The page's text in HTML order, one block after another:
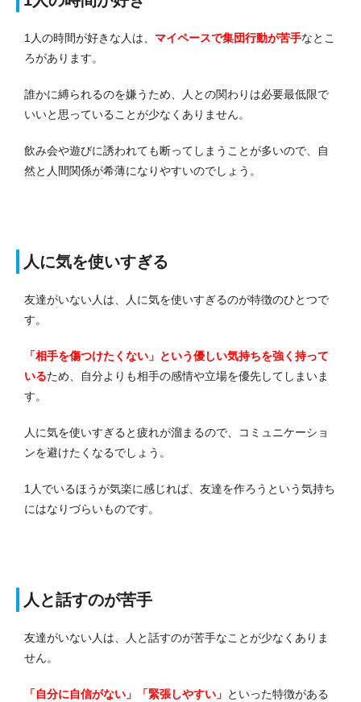
1人の時間が好きな人は、 マイペースで集団行動が苦手なとこ
ろがあります。
誰かに縛られるのを嫌うため、人との関わりは必要最低限で
いいと思っていることが少なくありません。
飲み会や遊びに誘われても断ってしまうことが多いので、自
然と人間関係が希薄になりやすいのでしょう。
人に気を使いすぎる
友達がいない人は、人に気を使いすぎるのが特徴のひとつで
す。
「相手を傷つけたくない」という優しい気持ちを強く持って
いるため、自分よりも相手の感情や立場を優先してしまいま
す。
人に気を使いすぎると疲れが溜まるので、コミュニケーショ
ンを避けたくなるでしょう。
1人でいるほうが気楽に感じれば、友達を作ろうという気持ち
にはなりづらいものです。
人と話すのが苦手
友達がいない人は、人と話すのが苦手なことが少なくありま
せん。
「自分に自信がない」「緊張しやすい」 といった特徴がある